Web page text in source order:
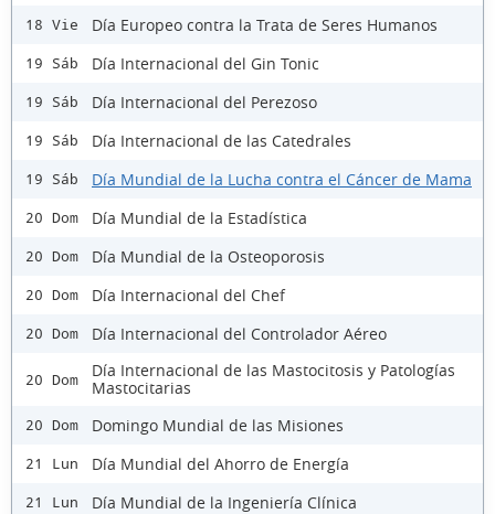
18 Vie Día Europeo contra la Trata de Seres Humanos
19 Sáb Día Internacional del Gin Tonic
19 Sáb Día Internacional del Perezoso
19 Sáb Día Internacional de las Catedrales
19 Sáb Día Mundial de la Lucha contra el Cáncer de Mama
20 Dom Día Mundial de la Estadística
20 Dom Día Mundial de la Osteoporosis
20 Dom Día Internacional del Chef
20 Dom Día Internacional del Controlador Aéreo
20 Dom
Día Internacional de las Mastocitosis y Patologías
Mastocitarias
20 Dom Domingo Mundial de las Misiones
21 Lun Día Mundial del Ahorro de Energía
21 Lun Día Mundial de la Ingeniería Clínica